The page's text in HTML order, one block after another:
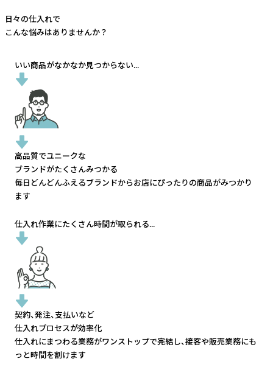
日々の仕入れで
こんな悩みはありませんか？
いい商品がなかなか見つからない...
高品質でユニークな
ブランドがたくさんみつかる
毎日どんどんふえるブランドからお店にぴったりの商品がみつかり
ます
仕入れ作業にたくさん時間が取られる...
契約、発注、支払いなど
仕入れプロセスが効率化
仕入れにまつわる業務がワンストップで完結し、接客や販売業務にも
っと時間を割けます